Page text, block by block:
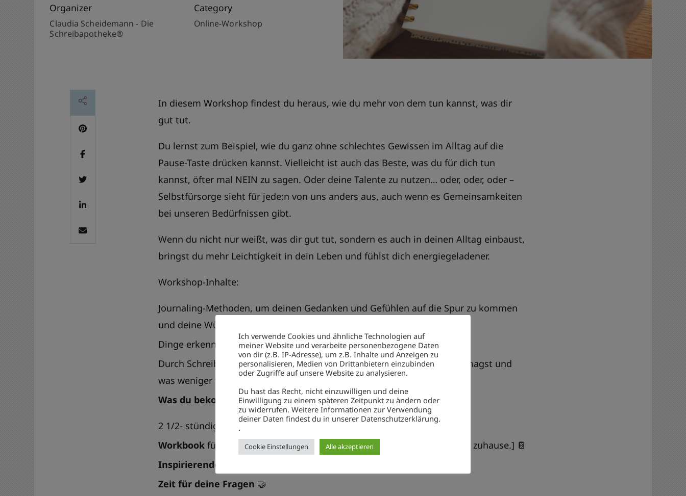
Organizer
Claudia Scheidemann - Die
Schreibapotheke®
Category
Online-Workshop
In diesem Workshop findest du heraus, wie du mehr von dem tun kannst, was dir
gut tut.
Du lernst zum Beispiel, wie du ganz ohne schlechtes Gewissen im Alltag auf die
Pause-Taste drücken kannst. Vielleicht ist auch das Beste, was du für dich tun
kannst, öfter mal NEIN zu sagen. Oder deine Talente zu nutzen… oder, oder, oder –
Selbstfürsorge sieht für jede:n von uns anders aus, auch wenn es Gemeinsamkeiten
bei unseren Bedürfnissen gibt.
Wenn du nicht nur weißt, was dir gut tut, sondern es auch in deinen Alltag einbaust,
bringst du mehr Leichtigkeit in dein Leben und fühlst dich energiegeladener.
Workshop-Inhalte:
Journaling-Methoden, um deinen Gedanken und Gefühlen auf die Spur zu kommen
und deine Wünsche und Bedürfnisse auszudrücken.
Dinge erkennen und verstärken, die du schon für dich tust.
Durch Schreiben herausfinden, was du öfter in deinen Alltag einbauen magst und
was weniger werden darf.
Was du bekommst, wenn du buchst:
2 1/2- stündiges, interaktivesOnline-Seminar 🎓
Workbookfür deine Gedanken und Erkenntnisse. [PDF zum Ausdrucken zuhause.] 📔
Inspirierende Übungen
Zeit für deine Fragen 🤝
Ich verwende Cookies und ähnliche Technologien auf
meiner Website und verarbeite personenbezogene Daten
von dir (z.B. IP-Adresse), um z.B. Inhalte und Anzeigen zu
personalisieren, Medien von Drittanbietern einzubinden
oder Zugriffe auf unsere Website zu analysieren.
Du hast das Recht, nicht einzuwilligen und deine
Einwilligung zu einem späteren Zeitpunkt zu ändern oder
zu widerrufen. Weitere Informationen zur Verwendung
deiner Daten findest du in unserer Datenschutzerklärung.
.
Cookie Einstellungen Alle akzeptieren